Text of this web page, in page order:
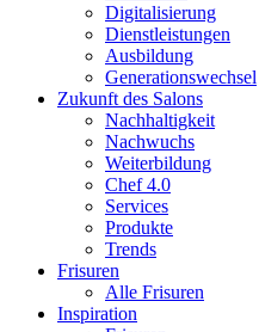
Digitalisierung
Dienstleistungen
Ausbildung
Generationswechsel
Zukunft des Salons
Nachhaltigkeit
Nachwuchs
Weiterbildung
Chef 4.0
Services
Produkte
Trends
Frisuren
Alle Frisuren
Inspiration